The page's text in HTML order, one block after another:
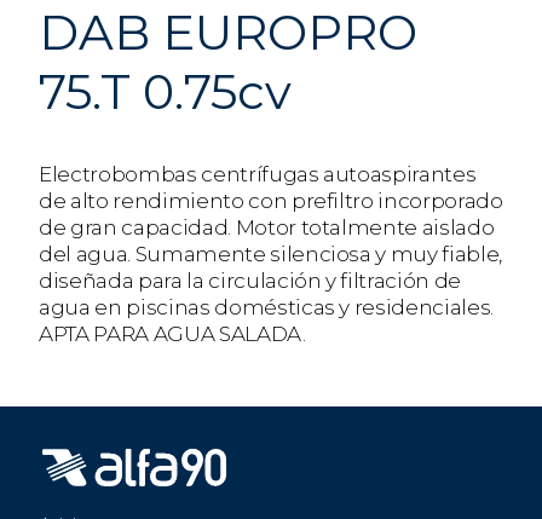
DAB EUROPRO
75.T 0.75cv
Electrobombas centrífugas autoaspirantes
de alto rendimiento con prefiltro incorporado
de gran capacidad. Motor totalmente aislado
del agua. Sumamente silenciosa y muy fiable,
diseñada para la circulación y filtración de
agua en piscinas domésticas y residenciales.
APTA PARA AGUA SALADA.